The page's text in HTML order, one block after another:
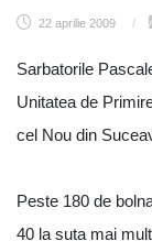
22 aprilie 2009 /
Sarbatorile
Unitatea de
cel Nou din
Peste 180 de
40 la suta mai